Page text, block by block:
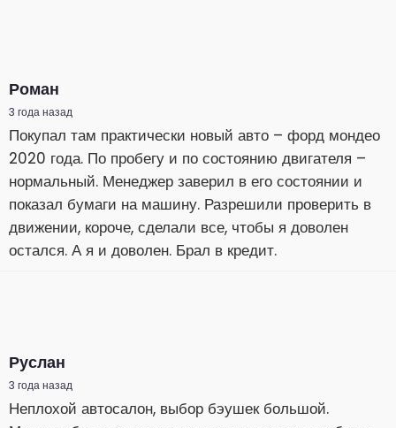
Роман
3 года назад
Покупал там практически новый авто – форд мондео
2020 года. По пробегу и по состоянию двигателя –
нормальный. Менеджер заверил в его состоянии и
показал бумаги на машину. Разрешили проверить в
движении, короче, сделали все, чтобы я доволен
остался. А я и доволен. Брал в кредит.
Руслан
3 года назад
Неплохой автосалон, выбор бэушек большой.